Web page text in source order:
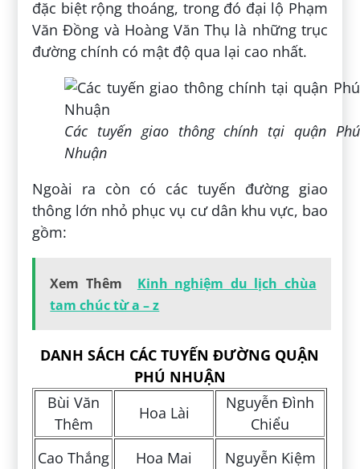
đặc biệt rộng thoáng, trong đó đại lộ Phạm
Văn Đồng và Hoàng Văn Thụ là những trục
đường chính có mật độ qua lại cao nhất.
Các tuyến giao thông chính tại quận Phú
Nhuận
Ngoài ra còn có các tuyến đường giao
thông lớn nhỏ phục vụ cư dân khu vực, bao
gồm:
Xem Thêm
Kinh nghiệm du lịch chùa
tam chúc từ a – z
DANH SÁCH CÁC TUYẾN ĐƯỜNG QUẬN
PHÚ NHUẬN
Bùi Văn
Thêm
Hoa Lài
Nguyễn Đình
Chiểu
Cao Thắng
Hoa Mai
Nguyễn Kiệm